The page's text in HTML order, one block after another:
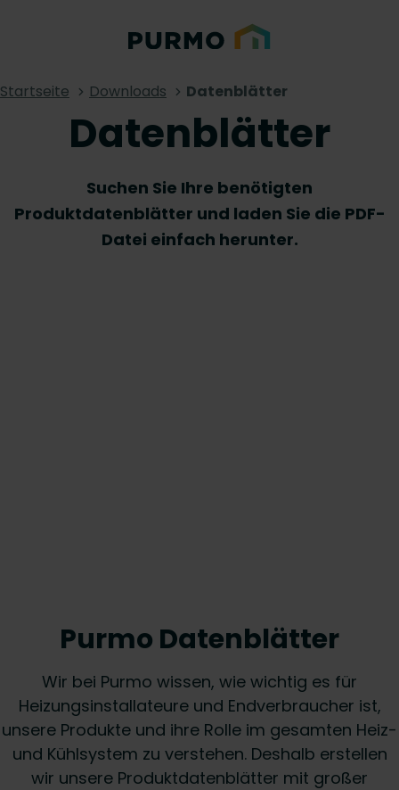
Startseite Downloads Datenblätter
Datenblätter
Suchen Sie Ihre benötigten
Produktdatenblätter und laden Sie die PDF-
Datei einfach herunter.
Purmo Datenblätter
Wir bei Purmo wissen, wie wichtig es für
Heizungsinstallateure und Endverbraucher ist,
unsere Produkte und ihre Rolle im gesamten Heiz-
und Kühlsystem zu verstehen. Deshalb erstellen
wir unsere Produktdatenblätter mit großer